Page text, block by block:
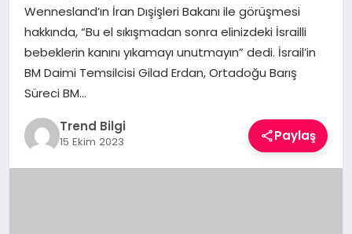
SPOR
TEKNOLOJI
YAŞAM
Wennesland’ın İran Dışişleri Bakanı ile görüşmesi
hakkında, “Bu el sıkışmadan sonra elinizdeki İsrailli
bebeklerin kanını yıkamayı unutmayın” dedi. İsrail’in
BM Daimi Temsilcisi Gilad Erdan, Ortadoğu Barış
Süreci BM…
Trend Bilgi
15 Ekim 2023 Paylaş